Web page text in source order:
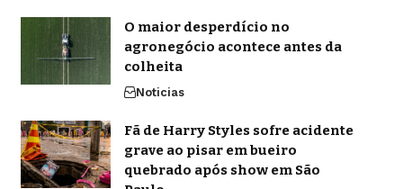
O maior desperdício no
agronegócio acontece antes da
colheita
Noticias
Fã de Harry Styles sofre acidente
grave ao pisar em bueiro
quebrado após show em São